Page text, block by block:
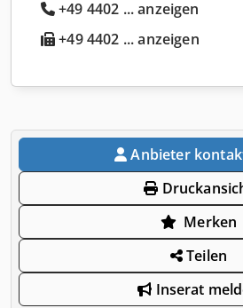
+49 4402 ... anzeigen
+49 4402 ... anzeigen
Anbieter
Merken
Teilen
Inserat